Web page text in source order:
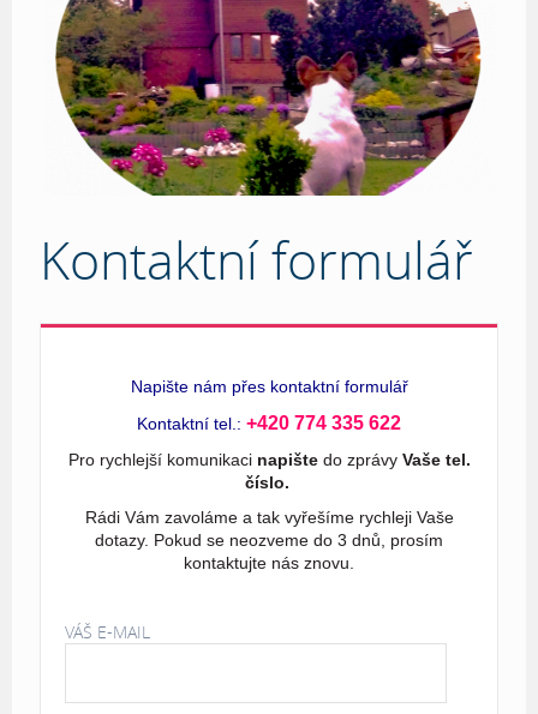
Kontaktní formulář
Napište nám přes kontaktní formulář
Kontaktní tel.: +420 774 335 622
Pro rychlejší komunikacinapište do zprávyVaše tel.
číslo.
Rádi Vám zavoláme a tak vyřešíme rychleji Vaše
dotazy. Pokud se neozveme do 3 dnů, prosím
kontaktujte nás znovu.
VÁŠ E-MAIL